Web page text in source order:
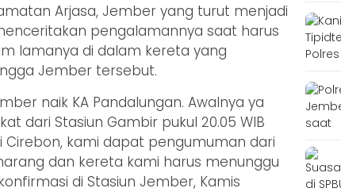
Arjasa, Jember yang turut menjadi
pengalamannya saat harus
lamanya di dalam kereta yang
Jember tersebut.
naik KA Pandalungan. Awalnya ya
dari Stasiun Gambir pukul 20.05 WIB
kami dapat pengumuman dari
dan kereta kami harus menunggu
di Stasiun Jember, Kamis